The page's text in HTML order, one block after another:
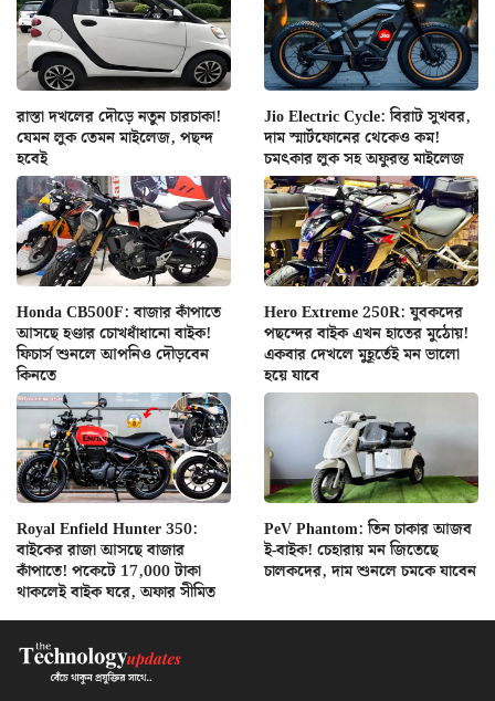
রাস্তা দখলের দৌড়ে নতুন চারচাকা!
যেমন লুক তেমন মাইলেজ, পছন্দ
হবেই
Jio Electric Cycle: বিরাট সুখবর,
দাম স্মার্টফোনের থেকেও কম!
চমৎকার লুক সহ অফুরন্ত মাইলেজ
Honda CB500F: বাজার কাঁপাতে
আসছে হণ্ডার চোখধাঁধানো বাইক!
ফিচার্স শুনলে আপনিও দৌড়বেন
কিনতে
Hero Extreme 250R: যুবকদের
পছন্দের বাইক এখন হাতের মুঠোয়!
একবার দেখলে মুহূর্তেই মন ভালো
হয়ে যাবে
Royal Enfield Hunter 350:
বাইকের রাজা আসছে বাজার
কাঁপাতে! পকেটে 17,000 টাকা
থাকলেই বাইক ঘরে, অফার সীমিত
PeV Phantom: তিন চাকার আজব
ই-বাইক! চেহারায় মন জিতেছে
চালকদের, দাম শুনলে চমকে যাবেন